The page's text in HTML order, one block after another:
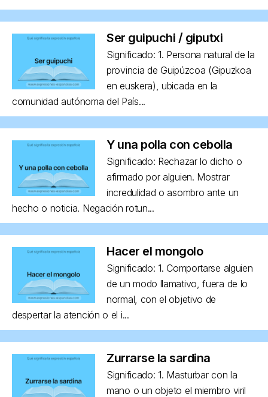
Ser guipuchi / giputxi
Significado: 1. Persona natural de la
provincia de Guipúzcoa (Gipuzkoa
en euskera), ubicada en la
comunidad autónoma del País...
Y una polla con cebolla
Significado: Rechazar lo dicho o
afirmado por alguien. Mostrar
incredulidad o asombro ante un
hecho o noticia. Negación rotun...
Hacer el mongolo
Significado: 1. Comportarse alguien
de un modo llamativo, fuera de lo
normal, con el objetivo de
despertar la atención o el i...
Zurrarse la sardina
Significado: 1. Masturbar con la
mano o un objeto el miembro viril